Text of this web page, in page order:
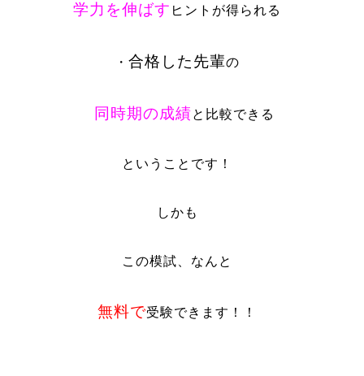
学力を伸ばす ヒントが得られる
・合格した先輩の
同時期の成績と比較できる
ということです！
しかも
この模試、なんと
無料で受験できます！！